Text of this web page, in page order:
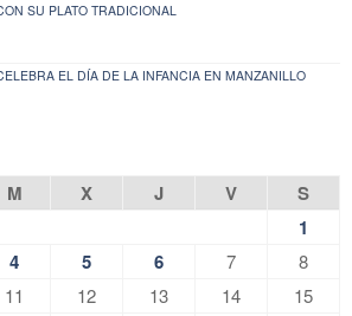
SU PLATO TRADICIONAL
EL DÍA DE LA INFANCIA EN MANZANILLO
M X J V
S
1
4 5 6 7
8
11 12 13 14
15